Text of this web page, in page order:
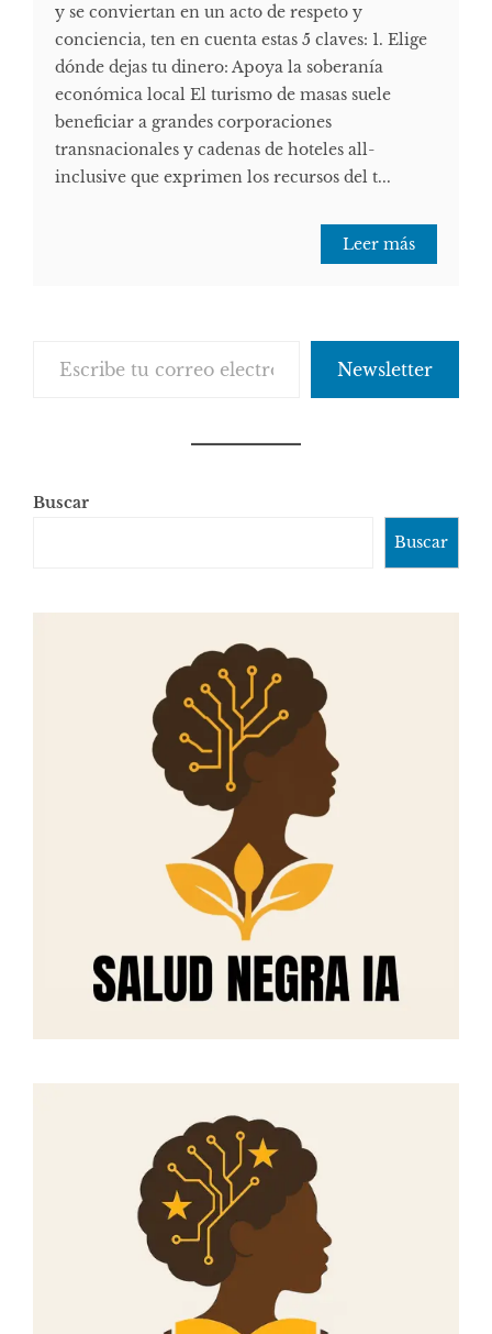
y se conviertan en un acto de respeto y
conciencia, ten en cuenta estas 5 claves: 1. Elige
dónde dejas tu dinero: Apoya la soberanía
económica local El turismo de masas suele
beneficiar a grandes corporaciones
transnacionales y cadenas de hoteles all-
inclusive que exprimen los recursos del t...
Leer más
Newsletter
Buscar
Buscar